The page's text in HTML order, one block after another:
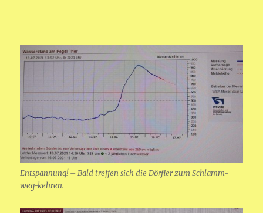
Entspannung! – Bald treffen sich die Dörfler zum Schlamm-
weg-kehren.